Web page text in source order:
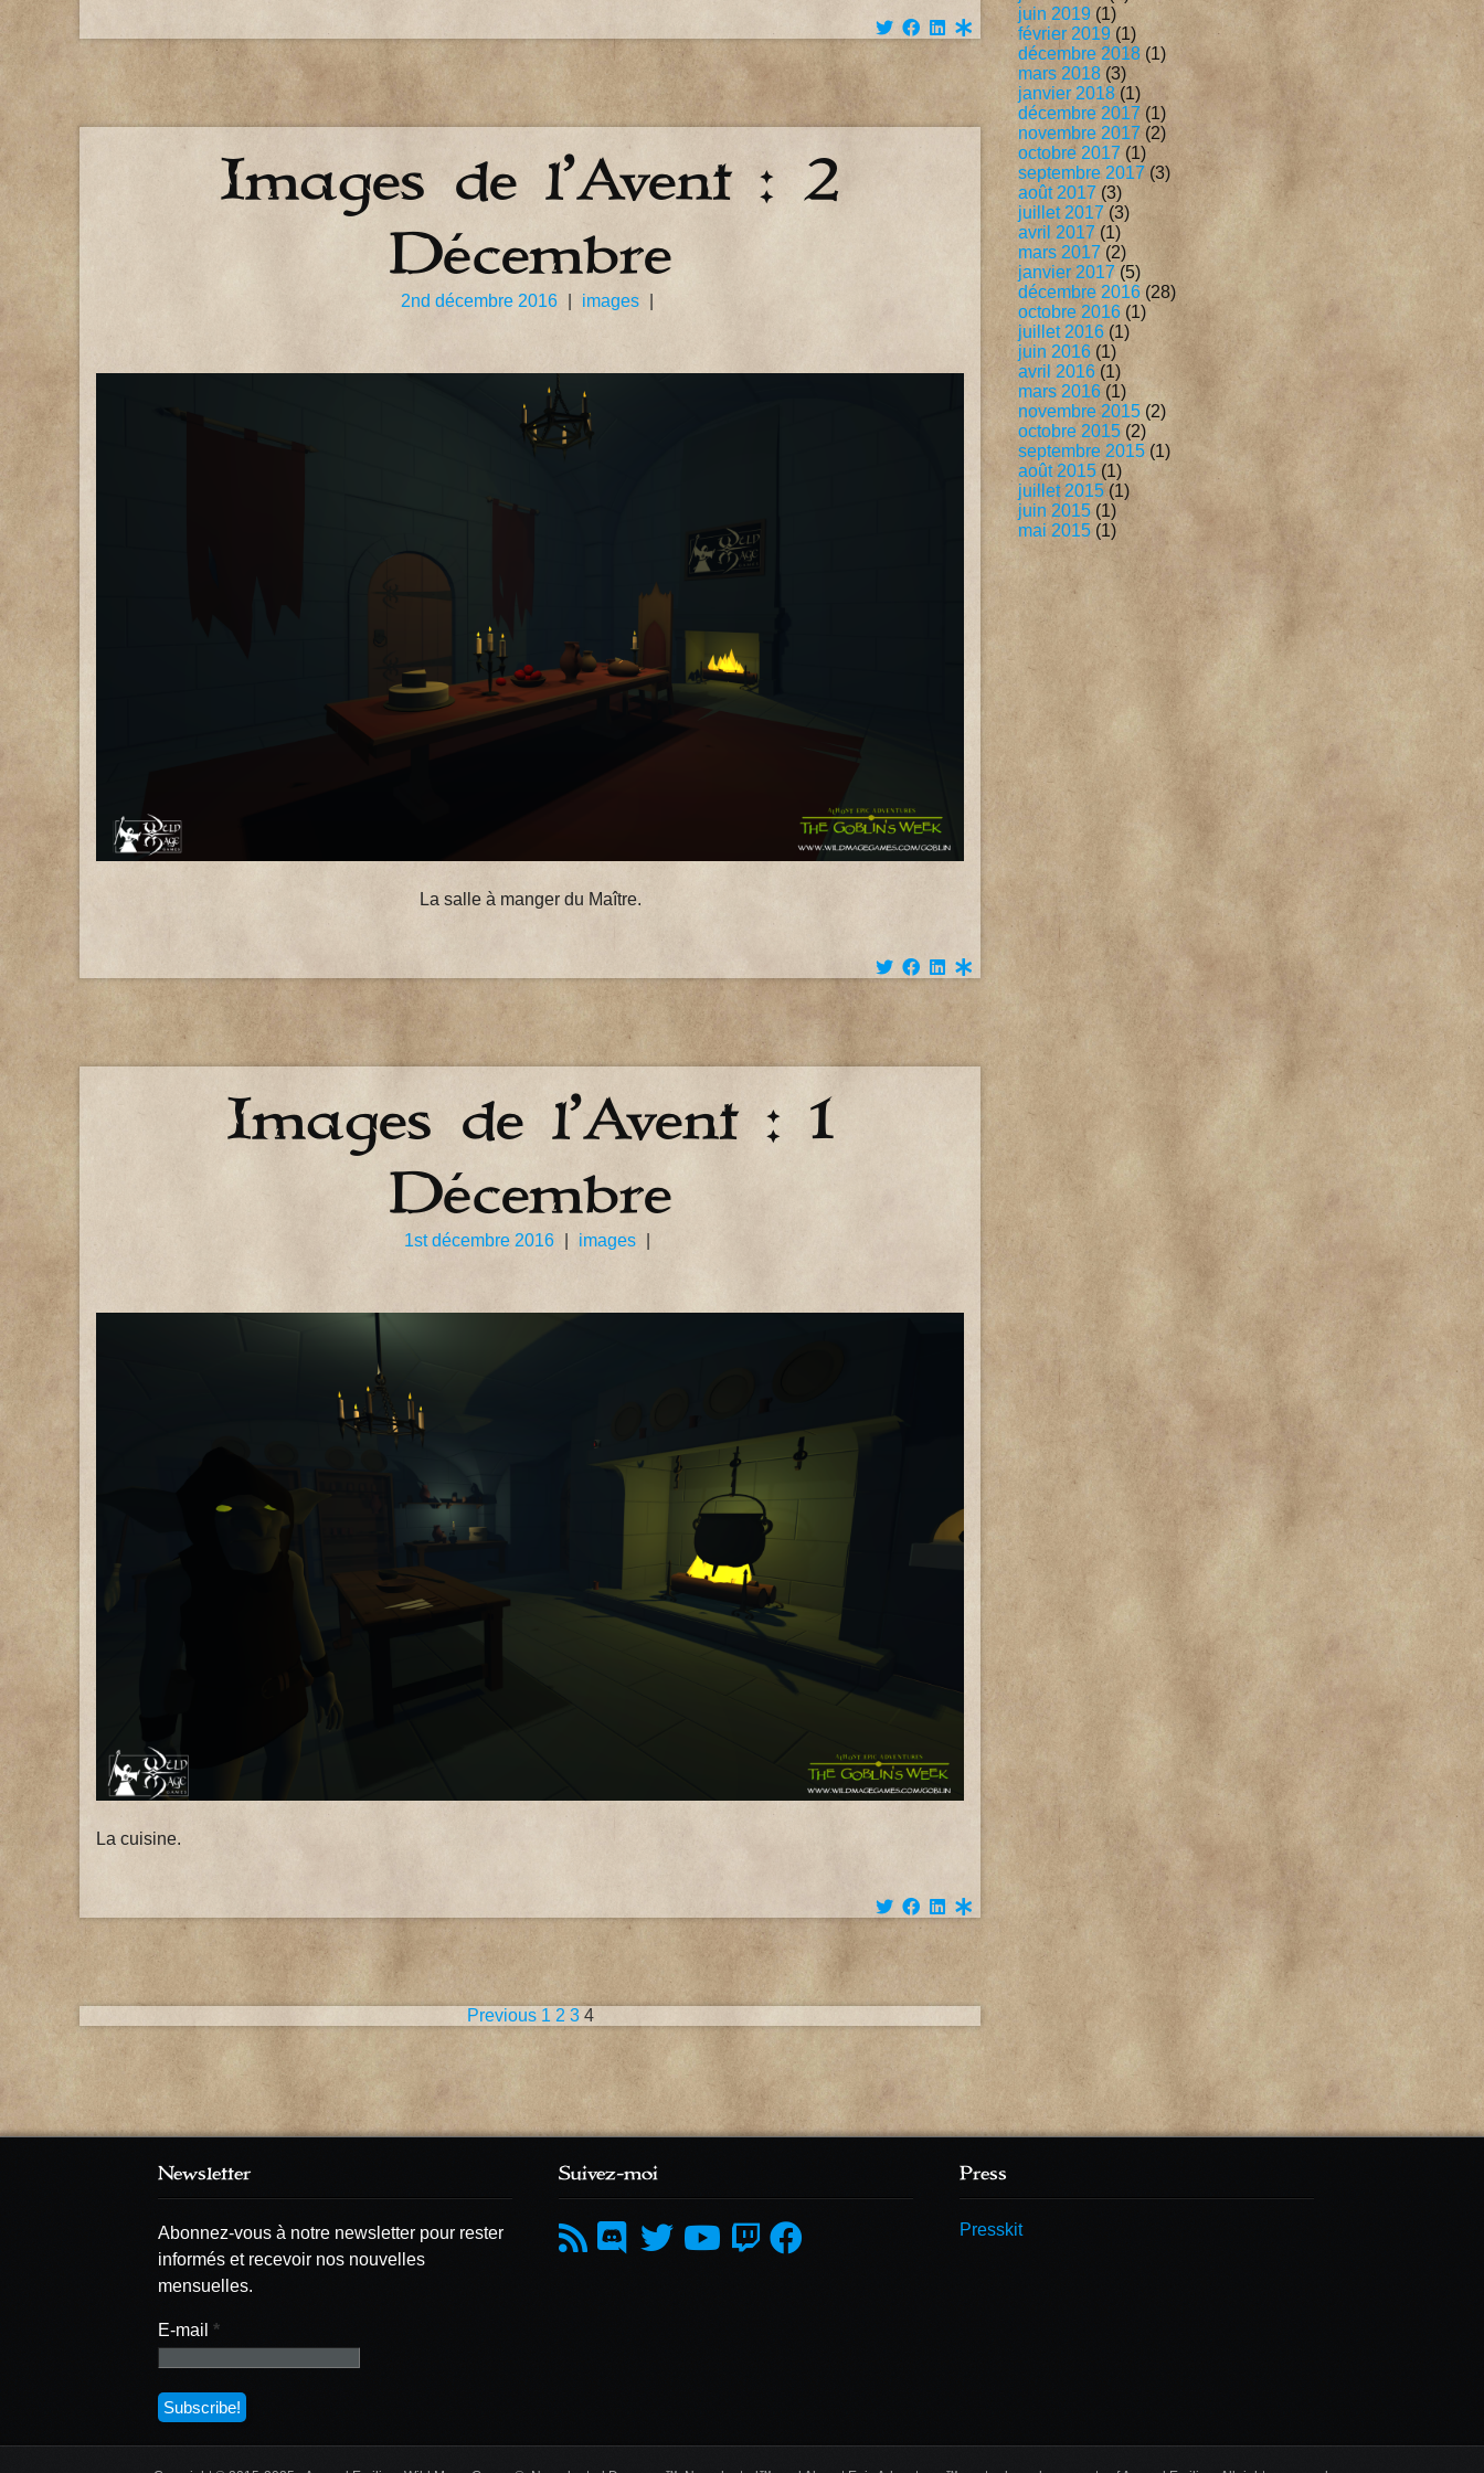
Images de l’Avent : 2
Décembre
2nd décembre 2016 images
La salle à manger du Maître.
Images de l’Avent : 1
Décembre
1st décembre 2016 images
La cuisine.
Pagination
des
publications
Previous 1 2 3 4
juin 2019 (1)
février 2019 (1)
décembre 2018 (1)
mars 2018(3)
janvier 2018 (1)
décembre 2017 (1)
novembre 2017 (2)
octobre 2017 (1)
septembre 2017 (3)
août 2017 (3)
juillet 2017 (3)
avril 2017 (1)
mars 2017 (2)
janvier 2017 (5)
décembre 2016 (28)
octobre 2016 (1)
juillet 2016 (1)
juin 2016 (1)
avril 2016 (1)
mars 2016 (1)
novembre 2015 (2)
octobre 2015 (2)
septembre 2015 (1)
août 2015 (1)
juillet 2015(1)
juin 2015 (1)
mai 2015 (1)
Newsletter
Abonnez-vous à notre newsletter pour rester
informés et recevoir nos nouvelles
mensuelles.
E-mail *
Suivez-moi Press
Presskit